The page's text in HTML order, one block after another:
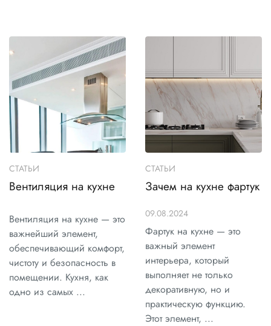
СТАТЬИ
Вентиляция на кухне
Вентиляция на кухне — это
важнейший элемент,
обеспечивающий комфорт,
чистоту и безопасность в
помещении. Кухня, как
одно из самых ...
СТАТЬИ
Зачем на кухне фартук
09.08.2024
Фартук на кухне — это
важный элемент
интерьера, который
выполняет не только
декоративную, но и
практическую функцию.
Этот элемент, ...